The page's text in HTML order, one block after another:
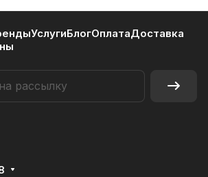
УслугиБлогОплатаДоставка